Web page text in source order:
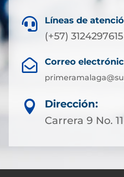
 Líneas de
(+57) 3124297615
 Correo

Dirección:
Carrera 9 No.